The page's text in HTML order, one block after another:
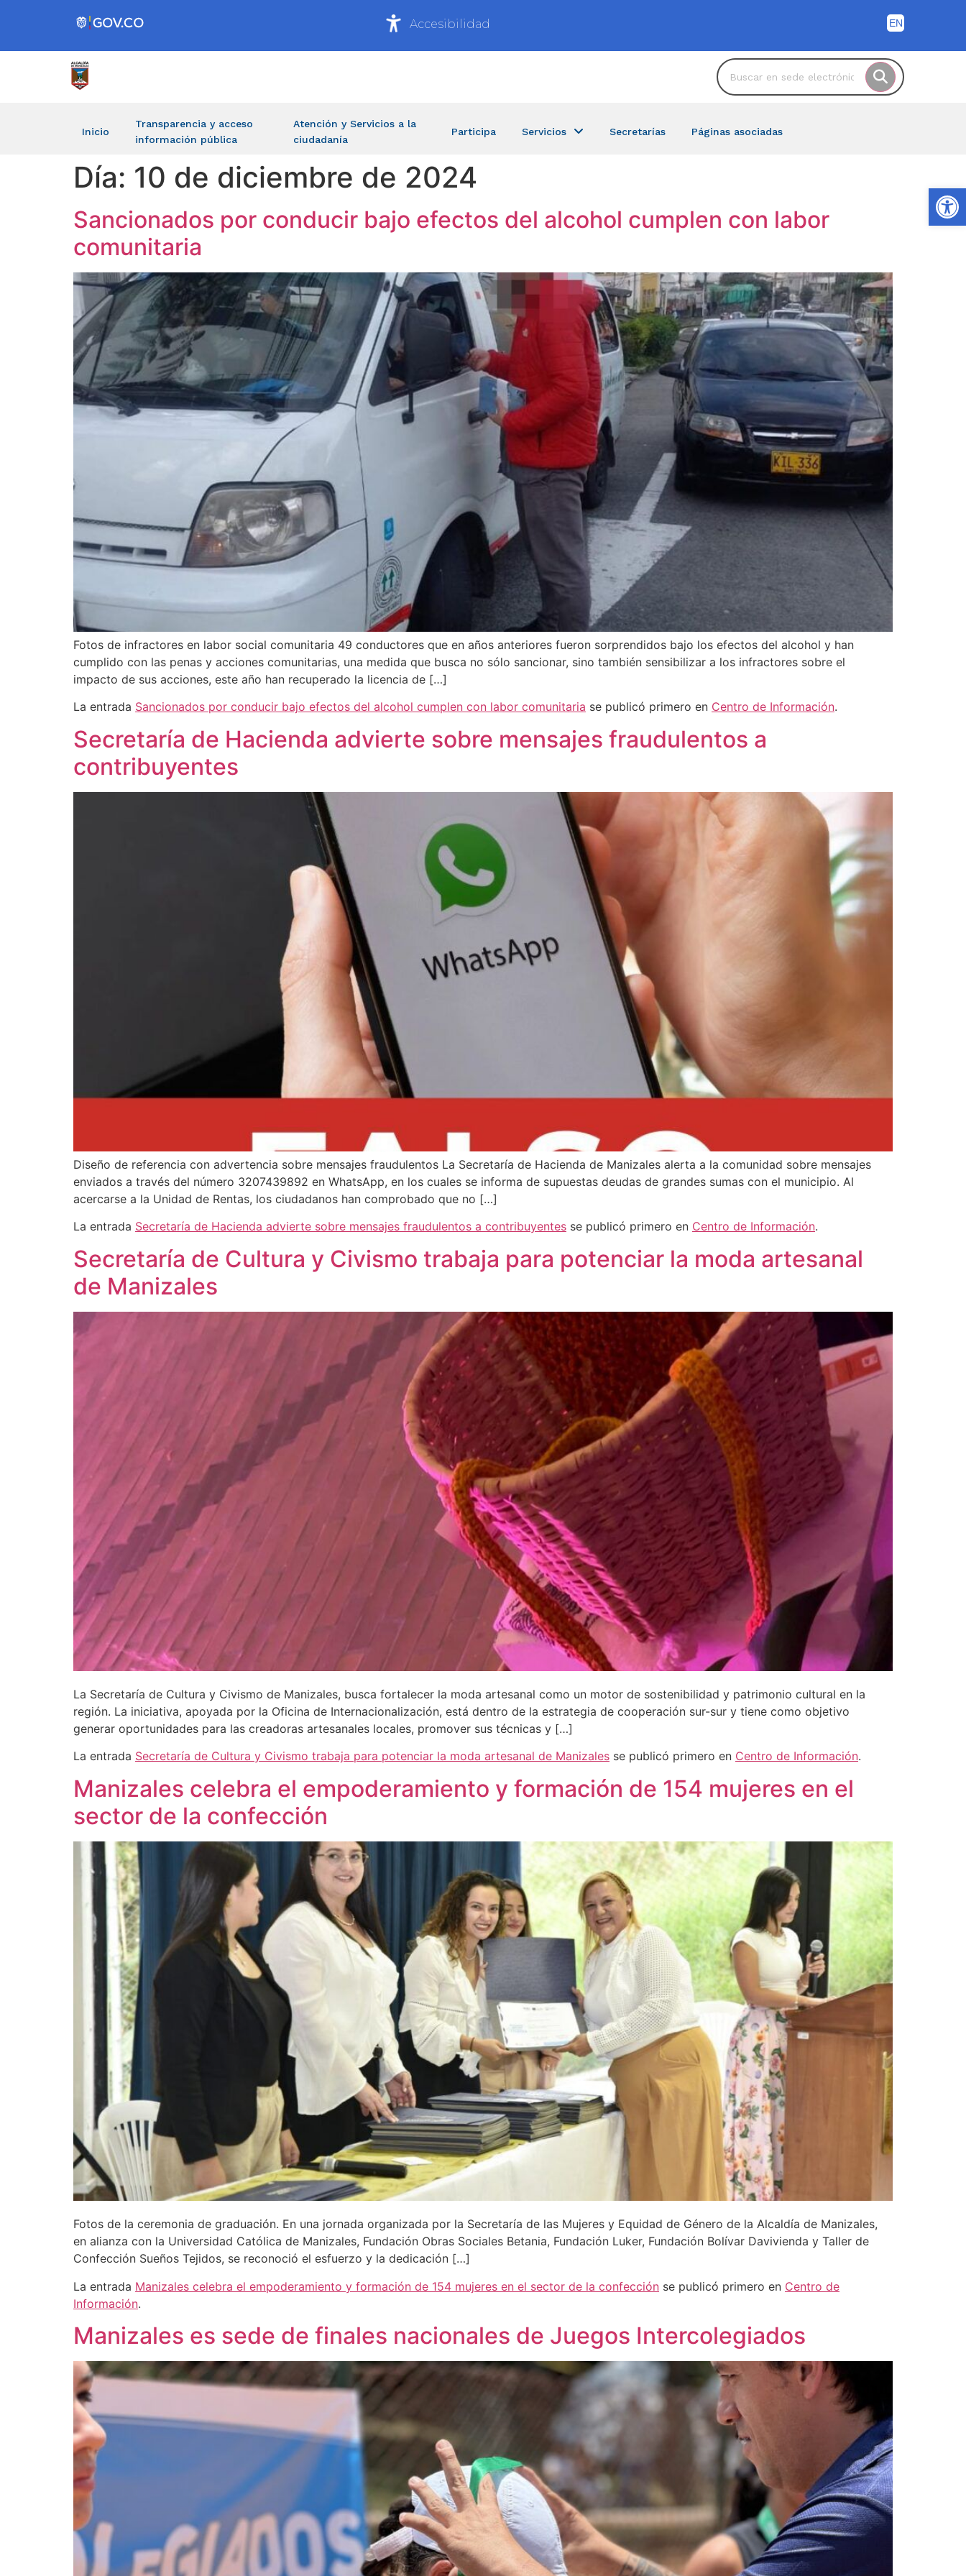
Accesibilidad
Inicio
Transparencia y acceso
información pública
Atención y Servicios a la
ciudadanía
Participa Servicios Secretarías Páginas asociadas
Día: 10 de diciembre de 2024
Sancionados por conducir bajo efectos del alcohol cumplen con labor
comunitaria
Fotos de infractores en labor social comunitaria 49 conductores que en años anteriores fueron sorprendidos bajo los efectos del alcohol y han
cumplido con las penas y acciones comunitarias, una medida que busca no sólo sancionar, sino también sensibilizar a los infractores sobre el
impacto de sus acciones, este año han recuperado la licencia de […]
La entrada Sancionados por conducir bajo efectos del alcohol cumplen con labor comunitaria se publicó primero en Centro de Información.
Secretaría de Hacienda advierte sobre mensajes fraudulentos a
contribuyentes
Diseño de referencia con advertencia sobre mensajes fraudulentos La Secretaría de Hacienda de Manizales alerta a la comunidad sobre mensajes
enviados a través del número 3207439892 en WhatsApp, en los cuales se informa de supuestas deudas de grandes sumas con el municipio. Al
acercarse a la Unidad de Rentas, los ciudadanos han comprobado que no […]
La entrada Secretaría de Hacienda advierte sobre mensajes fraudulentos a contribuyentes se publicó primero en Centro de Información.
Secretaría de Cultura y Civismo trabaja para potenciar la moda artesanal
de Manizales
La Secretaría de Cultura y Civismo de Manizales, busca fortalecer la moda artesanal como un motor de sostenibilidad y patrimonio cultural en la
región. La iniciativa, apoyada por la Oficina de Internacionalización, está dentro de la estrategia de cooperación sur-sur y tiene como objetivo
generar oportunidades para las creadoras artesanales locales, promover sus técnicas y […]
La entrada Secretaría de Cultura y Civismo trabaja para potenciar la moda artesanal de Manizales se publicó primero en Centro de Información.
Manizales celebra el empoderamiento y formación de 154 mujeres en el
sector de la confección
Fotos de la ceremonia de graduación. En una jornada organizada por la Secretaría de las Mujeres y Equidad de Género de la Alcaldía de Manizales,
en alianza con la Universidad Católica de Manizales, Fundación Obras Sociales Betania, Fundación Luker, Fundación Bolívar Davivienda y Taller de
Confección Sueños Tejidos, se reconoció el esfuerzo y la dedicación […]
La entrada Manizales celebra el empoderamiento y formación de 154 mujeres en el sector de la confección se publicó primero en Centro de
Información.
Manizales es sede de finales nacionales de Juegos Intercolegiados